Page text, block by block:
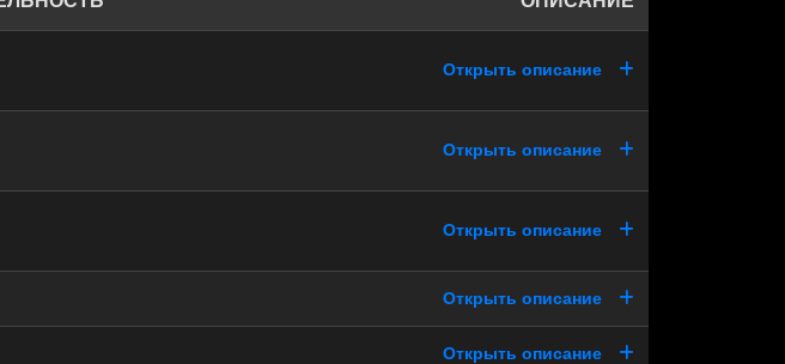
Открыть описание
Открыть описание
Открыть описание
Открыть описание
Открыть описание